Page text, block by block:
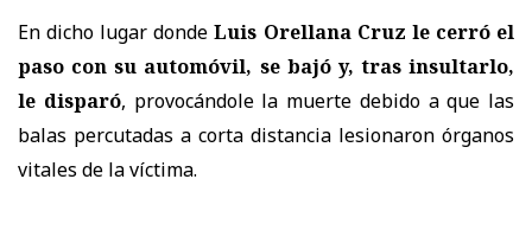
En dicho lugar dondeLuis Orellana Cruz le cerró el
paso con su automóvil, se bajó y, tras insultarlo,
le disparó, provocándole la muerte debido a que las
balas percutadas a corta distancia lesionaron órganos
vitales de la víctima.